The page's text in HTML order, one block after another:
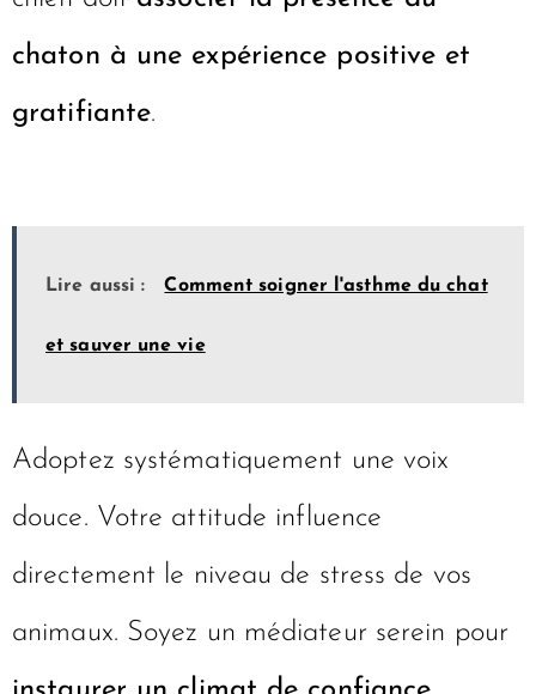
chaton à une expérience positive et
gratifiante.
Lire aussi : Comment soigner l'asthme du chat
et sauver une vie
Adoptez systématiquement une voix
douce. Votre attitude influence
directement le niveau de stress de vos
animaux. Soyez un médiateur serein pour